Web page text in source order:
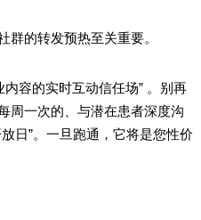
的转发预热至关重要。
容的实时互动信任场” 。别再
周一次的、与潜在患者深度沟
日”。一旦跑通，它将是您性价